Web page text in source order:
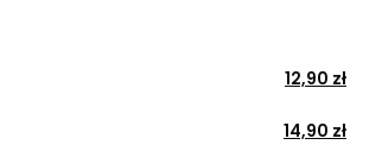
12,90 zł
14,90 zł